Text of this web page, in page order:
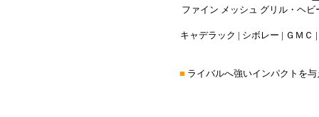
ファイン メッシュ グリル・ヘ
キャデラック | シボレー | ＧＭＣ
■ ライバルへ強いインパクトを